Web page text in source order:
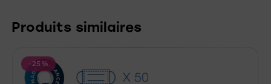
Produits similaires
-25%